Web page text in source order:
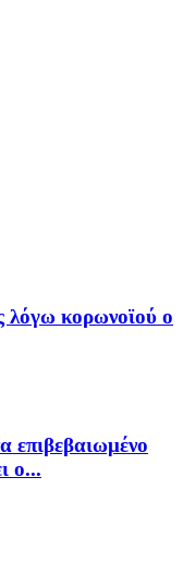
λόγω κορωνοϊού ο
επιβεβαιωμένο
ο...